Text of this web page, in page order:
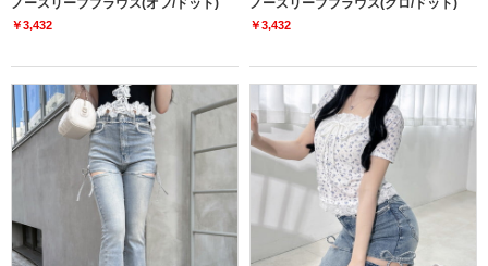
ノースリーブブラウス(オフ/ドット)
￥3,432
ノースリーブブラウス(クロ/ドット)
￥3,432